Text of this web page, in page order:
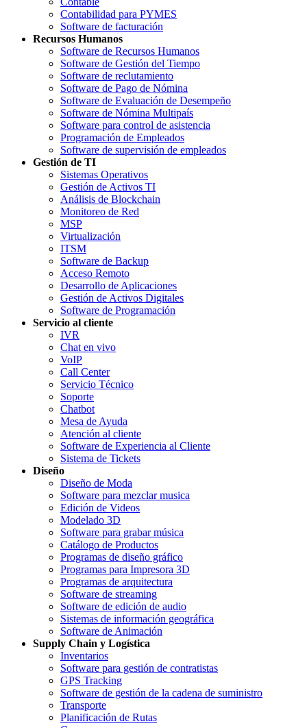
Contabilidad para PYMES
Software de facturación
Recursos Humanos
Software de Recursos Humanos
Software de Gestión del Tiempo
Software de reclutamiento
Software de Pago de Nómina
Software de Evaluación de Desempeño
Software de Nómina Multipaís
Software para control de asistencia
Programación de Empleados
Software de supervisión de empleados
Gestión de TI
Sistemas Operativos
Gestión de Activos TI
Análisis de Blockchain
Monitoreo de Red
MSP
Virtualización
ITSM
Software de Backup
Acceso Remoto
Desarrollo de Aplicaciones
Gestión de Activos Digitales
Software de Programación
Servicio al cliente
IVR
Chat en vivo
VoIP
Call Center
Servicio Técnico
Soporte
Chatbot
Mesa de Ayuda
Atención al cliente
Software de Experiencia al Cliente
Sistema de Tickets
Diseño
Diseño de Moda
Software para mezclar musica
Edición de Videos
Modelado 3D
Software para grabar música
Catálogo de Productos
Programas de diseño gráfico
Programas para Impresora 3D
Programas de arquitectura
Software de streaming
Software de edición de audio
Sistemas de información geográfica
Software de Animación
Supply Chain y Logística
Inventarios
Software para gestión de contratistas
GPS Tracking
Software de gestión de la cadena de suministro
Transporte
Planificación de Rutas